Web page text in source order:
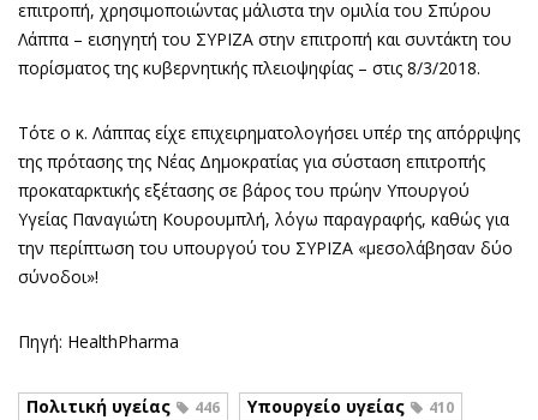
επιτροπή, χρησιμοποιώντας μάλιστα την ομιλία του Σπύρου
Λάππα – εισηγητή του ΣΥΡΙΖΑ στην επιτροπή και συντάκτη του
πορίσματος της κυβερνητικής πλειοψηφίας – στις 8/3/2018.
Τότε ο κ. Λάππας είχε επιχειρηματολογήσει υπέρ της απόρριψης
της πρότασης της Νέας Δημοκρατίας για σύσταση επιτροπής
προκαταρκτικής εξέτασης σε βάρος του πρώην Υπουργού
Υγείας Παναγιώτη Κουρουμπλή, λόγω παραγραφής, καθώς για
την περίπτωση του υπουργού του ΣΥΡΙΖΑ «μεσολάβησαν δύο
σύνοδοι»!
Πηγή: HealthPharma
Πολιτική υγείας 446 Υπουργείο υγείας 410